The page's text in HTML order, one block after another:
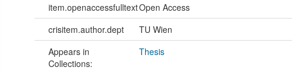
item.openaccessfulltextOpen Access
crisitem.author.dept
TU Wien
Appears in
Collections:
Thesis